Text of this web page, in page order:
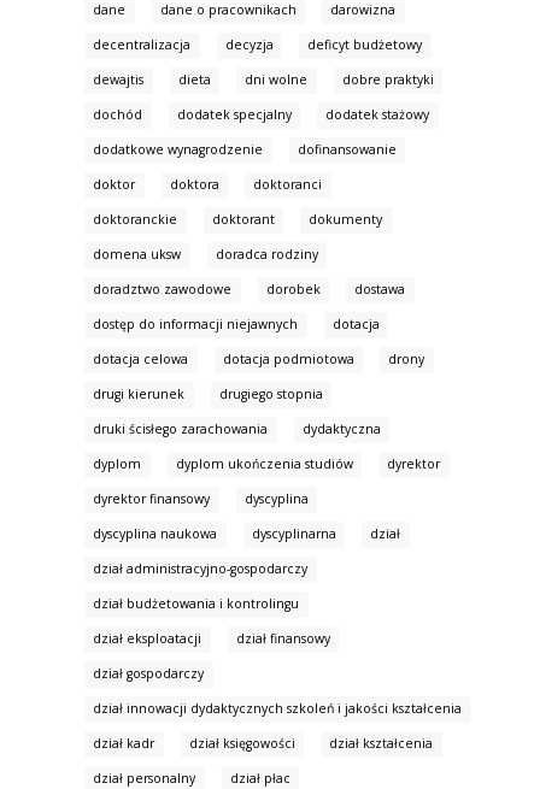
dane dane o pracownikach darowizna
decentralizacja decyzja deficyt budżetowy
dewajtis dieta dni wolne dobre praktyki
dochód dodatek specjalny dodatek stażowy
dodatkowe wynagrodzenie dofinansowanie
doktor doktora doktoranci
doktoranckie doktorant dokumenty
domena uksw doradca rodziny
doradztwo zawodowe dorobek dostawa
dostęp do informacji niejawnych dotacja
dotacja celowa dotacja podmiotowa drony
drugi kierunek drugiego stopnia
druki ścisłego zarachowania dydaktyczna
dyplom dyplom ukończenia studiów dyrektor
dyrektor finansowy dyscyplina
dyscyplina naukowa dyscyplinarna dział
dział administracyjno-gospodarczy
dział budżetowania i kontrolingu
dział eksploatacji dział finansowy
dział gospodarczy
dział innowacji dydaktycznych szkoleń i jakości kształcenia
dział kadr dział księgowości dział kształcenia
dział personalny dział płac